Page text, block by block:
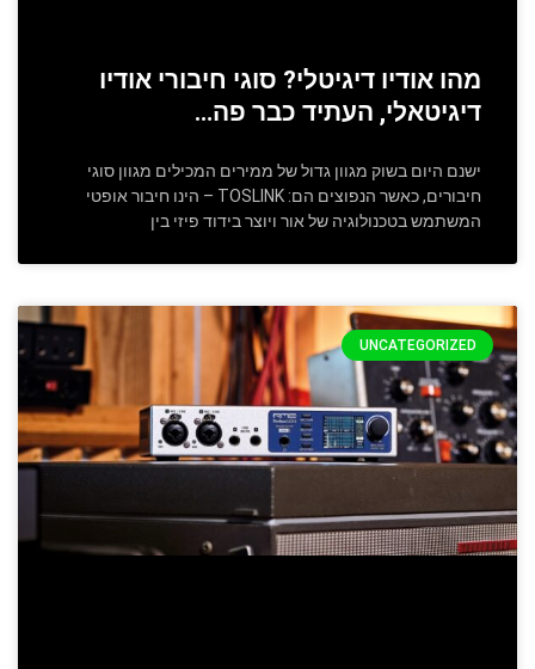
מהו אודיו דיגיטלי? סוגי חיבורי אודיו
דיגיטאלי, העתיד כבר פה…
ישנם היום בשוק מגוון גדול של ממירים המכילים מגוון סוגי
חיבורים, כאשר הנפוצים הם: TOSLINK – הינו חיבור אופטי
המשתמש בטכנולוגיה של אור ויוצר בידוד פיזי בין
UNCATEGORIZED